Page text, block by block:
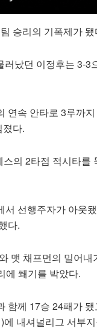
승리의 기폭제가 됐
났던 이정후는 3-3
연속 안타로 3루까
다.
의 2타점 적시타를
선행주자가 아웃
다.
맷 채프먼의 밀어
에 쐐기를 박았다.
함께 17승 24패가
내셔널리그 서부